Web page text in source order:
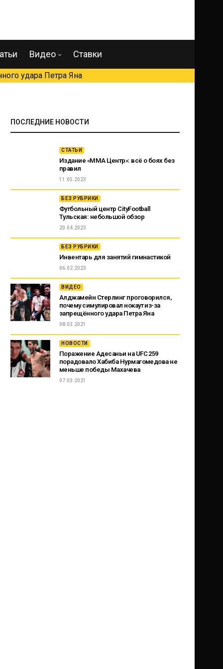
Видео Ставки
удара Петра Яна
ПОСЛЕДНИЕ НОВОСТИ
СТАТЬИ
Издание «ММА Центр»: всё о боях без
правил
11.05.2023
БЕЗ РУБРИКИ
Футбольный центр CityFootball
Тульская: небольшой обзор
20.04.2023
БЕЗ РУБРИКИ
Инвентарь для занятий гимнастикой
06.02.2023
ВИДЕО
Алджамейн Стерлинг проговорился,
почему симулировал нокаут из-за
запрещённого удара Петра Яна
08.03.2021
НОВОСТИ
Поражение Адесаньи на UFC 259
порадовало Хабиба Нурмагомедова не
меньше победы Махачева
07.03.2021